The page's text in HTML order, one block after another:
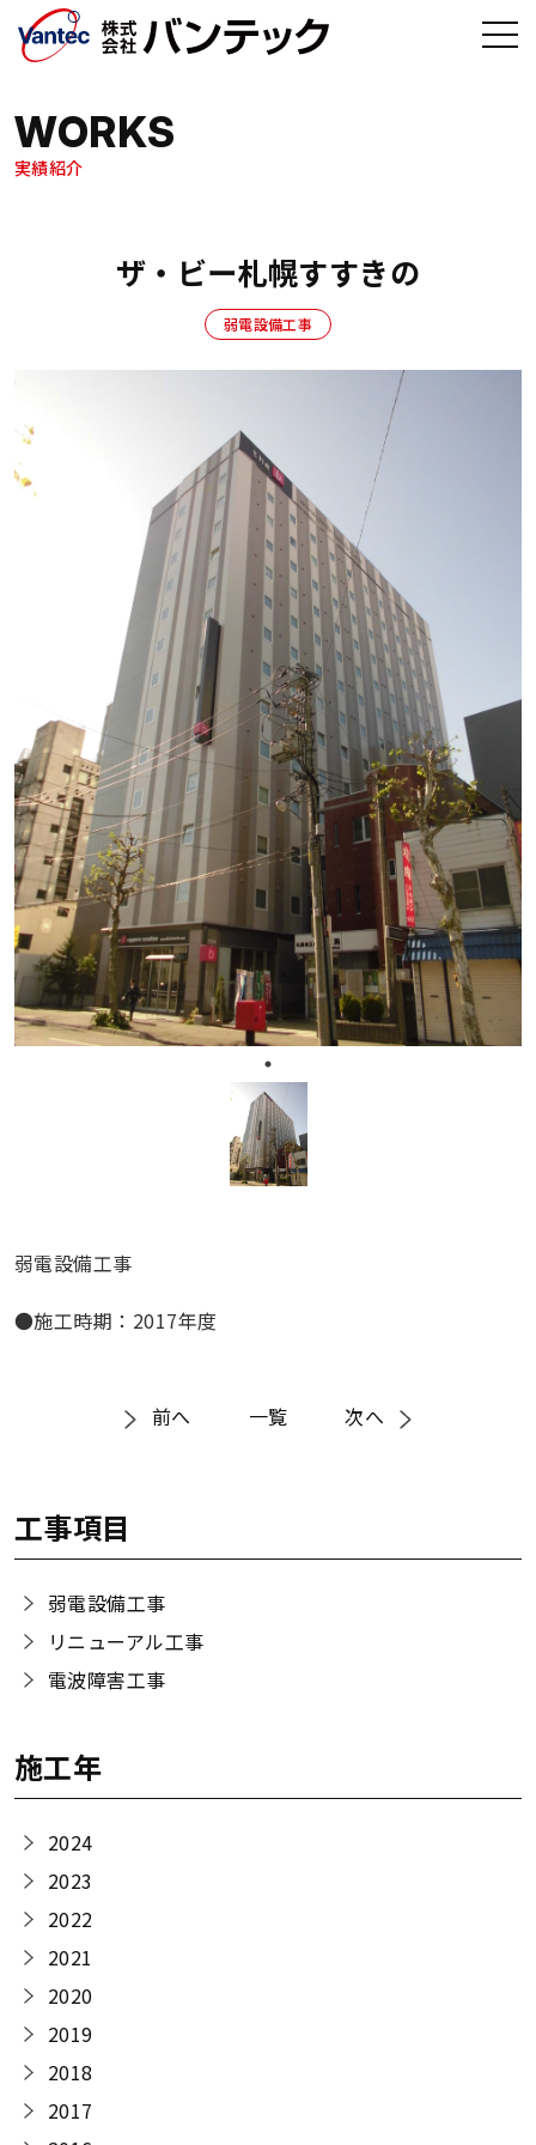
メインコンテンツへ移動
WORKS
実績紹介
ザ・ビー札幌すすきの
弱電設備工事
弱電設備工事
●施工時期：2017年度
前へ 一覧 次へ
工事項目
弱電設備工事
リニューアル工事
電波障害工事
施工年
2024
2023
2022
2021
2020
2019
2018
2017